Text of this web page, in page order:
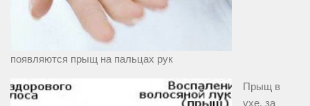
появляются прыщ на пальцах рук
Прыщ в
ухе, за